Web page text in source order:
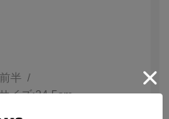
半
イズ:24.5cm